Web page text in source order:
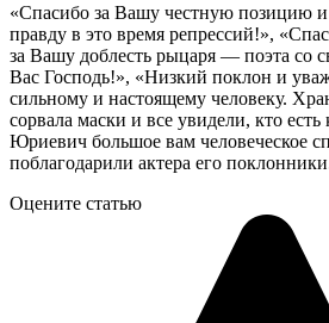
«Спасибо за Вашу честную позицию
правду в это время репрессий!»,
за Вашу доблесть рыцаря — поэта со
Вас Господь!», «Низкий поклон и
сильному и настоящему человеку.
сорвала маски и все увидели, кто
Юриевич большое вам человеческое
поблагодарили актера его
Оцените статью